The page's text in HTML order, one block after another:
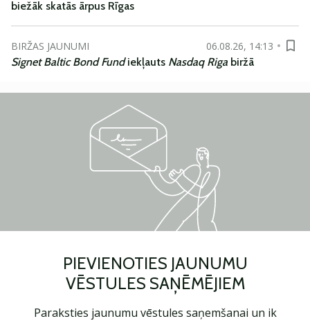
biežāk skatās ārpus Rīgas
BIRŽAS JAUNUMI
06.08.26, 14:13
Signet Baltic Bond Fundiekļauts Nasdaq Riga biržā
PIEVIENOTIES JAUNUMU
VĒSTULES SAŅĒMĒJIEM
Paraksties jaunumu vēstules saņemšanai un ik